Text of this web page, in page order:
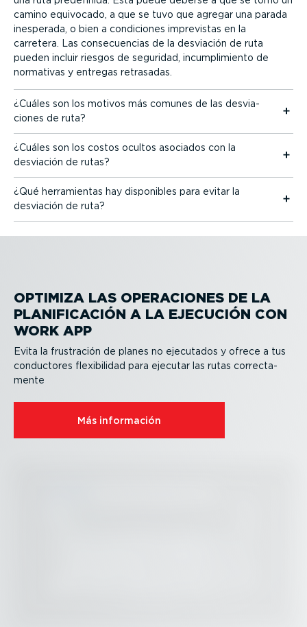
camino equivocado, a que se tuvo que agregar una parada
inesperada, o bien a condiciones imprevistas en la
carretera. Las conse­cuencias de la desviación de ruta
pueden incluir riesgos de seguridad, incum­pli­miento de
normativas y entregas retrasadas.
¿Cuáles son los motivos más comunes de las desvia­
ciones de ruta?
¿Cuáles son los costos ocultos asociados con la
desviación de rutas?
¿Qué herra­mientas hay disponibles para evitar la
desviación de ruta?
OPTIMIZA LAS OPERACIONES DE LA
PLANI­FI­CACIÓN A LA EJECUCIÓN CON
WORK APP
Evita la frustración de planes no ejecutados y ofrece a tus
conductores flexi­bi­lidad para ejecutar las rutas correc­ta­
mente
Más información